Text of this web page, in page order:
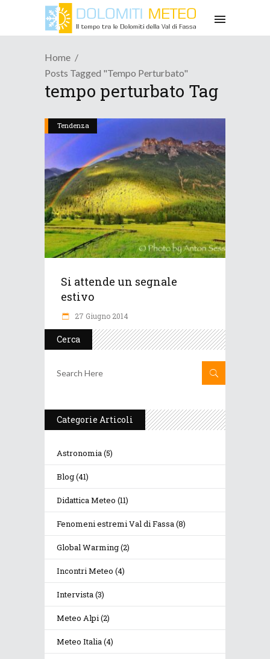
Home
Posts Tagged "tempo Perturbato"
tempo perturbato Tag
Tendenza
Si attende un segnale
estivo
27 Giugno 2014
Cerca
Categorie Articoli
Astronomia(5)
Blog(41)
Didattica Meteo (11)
Fenomeni estremi Val di Fassa(8)
Global Warming(2)
Incontri Meteo (4)
Intervista(3)
Meteo Alpi(2)
Meteo Italia(4)